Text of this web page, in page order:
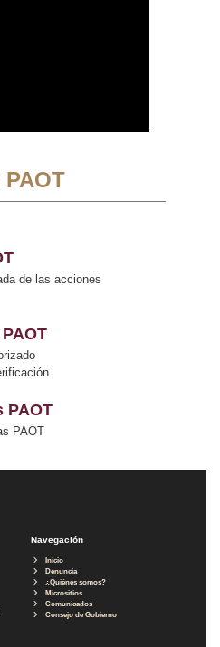
PAOT
de las acciones
PAOT
PAOT
Navegación
Inicio
Denuncia
¿Quiénes somos?
Micrositios
Comunicados
Consejo de Gobierno